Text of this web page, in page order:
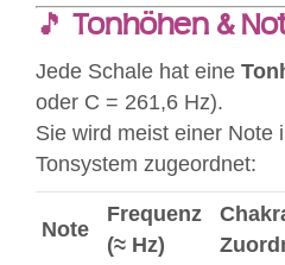
🎵 Tonhöhen &
Jede Schale hat eine
oder C = 261,6 Hz).
Sie wird meist einer Note
Tonsystem zugeordnet:
Note
Frequenz
(≈ Hz)